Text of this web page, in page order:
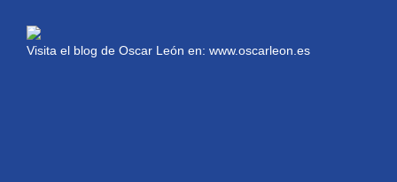
Visita el blog de Oscar León en: www.oscarleon.es